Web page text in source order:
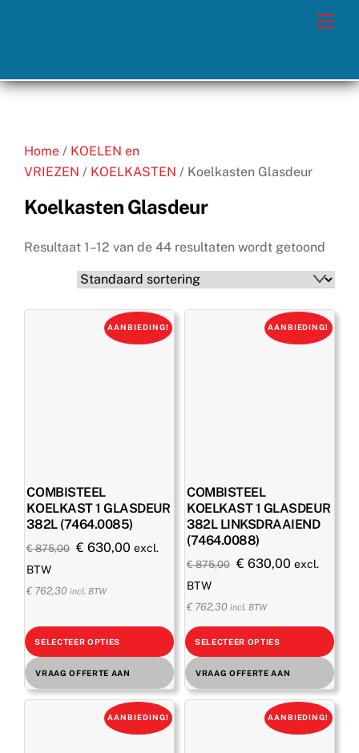
Home / KOELEN en
VRIEZEN / KOELKASTEN / Koelkasten Glasdeur
Koelkasten Glasdeur
Resultaat 1–12 van de 44 resultaten wordt getoond
AANBIEDING!
COMBISTEEL
KOELKAST 1 GLASDEUR
382L (7464.0085)
€875,00 Oorspronkelijke
was:
€ 630,00 Huidige
€ 630,00.
excl.
BTW
€762,30 incl. BTW
SELECTEER OPTIES
VRAAG OFFERTE AAN
AANBIEDING!
COMBISTEEL
KOELKAST 1 GLASDEUR
382L LINKSDRAAIEND
(7464.0088)
€875,00 Oorspronkelijke
was:
€ 875,00.
€ 630,00 Huidige
€ 630,00.
excl.
BTW
€762,30 incl. BTW
SELECTEER OPTIES
VRAAG OFFERTE AAN
AANBIEDING! AANBIEDING!